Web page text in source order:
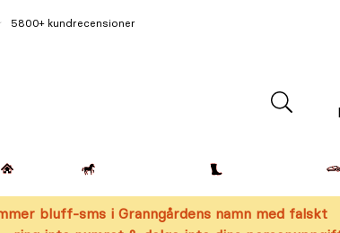
5800+ kundrecensioner
bluff-sms i Granngårdens namn med falskt